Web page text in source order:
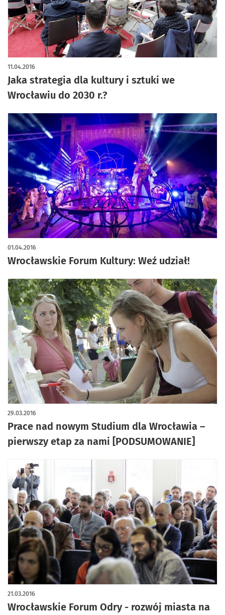
Jaka strategia dla kultury i sztuki we
Wrocławiu do 2030 r.?
11.04.2016
Wrocławskie Forum Kultury: Weź udział!
01.04.2016
Prace nad nowym Studium dla Wrocławia –
pierwszy etap za nami [PODSUMOWANIE]
29.03.2016
Wrocławskie Forum Odry - rozwój miasta na
21.03.2016